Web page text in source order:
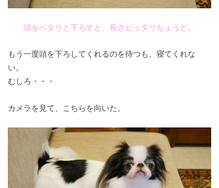
頭をペタリと下ろすと、長さピッタリちょうど。
もう一度頭を下ろしてくれるのを待つも、寝てくれな
い。
むしろ・・・
カメラを見て、こちらを向いた。